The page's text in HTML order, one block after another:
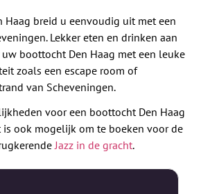
Haag breid u eenvoudig uit met een
Lekker eten en drinken aan
boottocht Den Haag met een leuke
zoals een escape room of
van Scheveningen.
voor een boottocht Den Haag
is ook mogelijk om te boeken voor de
Jazz in de gracht.